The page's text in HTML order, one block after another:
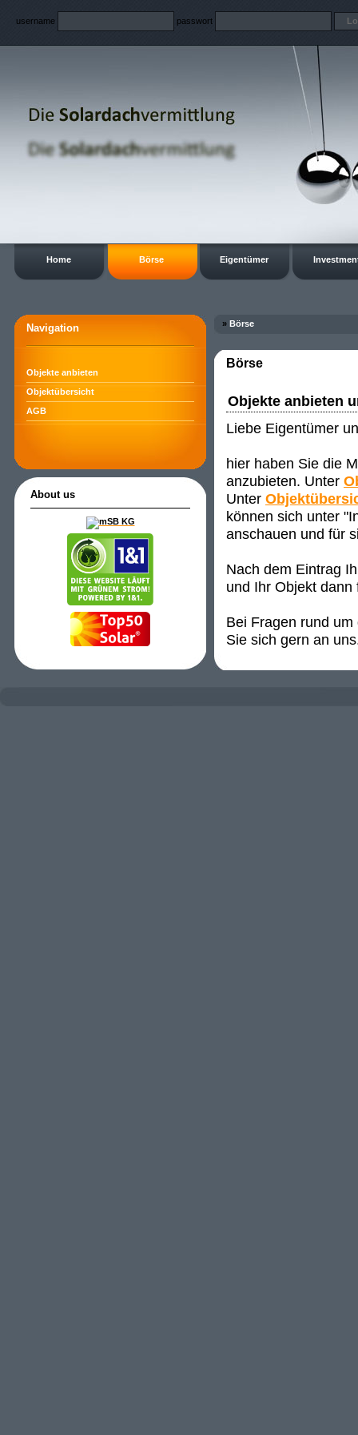
username passwort
Home Börse Eigentümer
Navigation
Objekte anbieten
Objektübersicht
AGB
About us
» Börse
Börse
Objekte anbieten
Liebe Eigentümer
hier haben Sie die
anzubieten. Unter
Unter
können sich unter
anschauen und für
Nach dem Eintrag
und Ihr Objekt dann
Bei Fragen rund
Sie sich gern an